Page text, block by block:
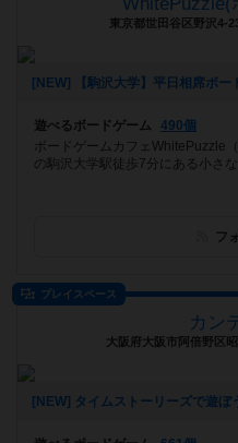
東京都世田谷区野沢4-
遊べるボードゲーム
490個
ボードゲームカフェWhitePuzzle
の駒沢大学駅徒歩7分にある小さ
フ
プレイスペース
カン
大阪府大阪市阿倍野区
[NEW] タイムストーリーズで遊ぼ